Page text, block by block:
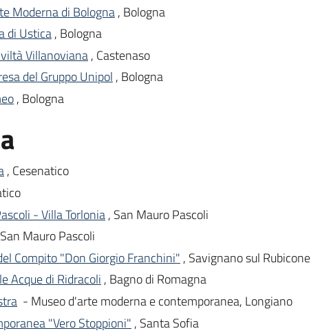
Moderna di Bologna, Bologna
di Ustica, Bologna
Villanoviana, Castenaso
del Gruppo Unipol , Bologna
, Bologna
, Cesenatico
- Villa Torlonia, San Mauro Pascoli
Mauro Pascoli
Compito "Don Giorgio Franchini" , Savignano sul Rubicone
Acque di Ridracoli, Bagno di Romagna
- Museo d'arte moderna e contemporanea, Longiano
"Vero Stoppioni" , Santa Sofia